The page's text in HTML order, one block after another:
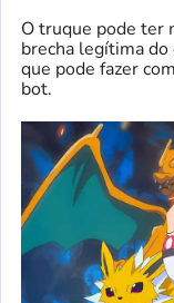
O truque pode ter
brecha legítima
que pode fazer
bot.